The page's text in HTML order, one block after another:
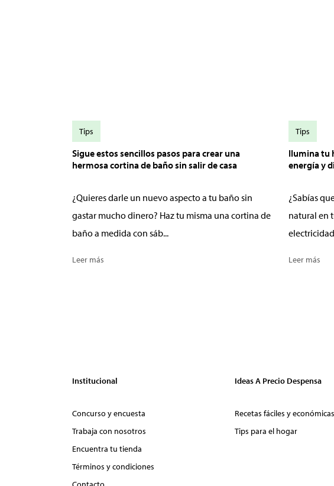
Sigue estos sencillos pasos para crear una
hermosa cortina de baño sin salir de casa
¿Quieres darle un nuevo aspecto a tu baño sin
gastar mucho dinero? Haz tu misma una cortina de
baño a medida con sáb...
Leer más
Tips
Ilumina tu
energía y
¿Sabías
natural en
Leer más
Tips
Institucional
Concurso y encuesta
Trabaja con nosotros
Encuentra tu tienda
Términos y condiciones
Ideas A Precio Despensa
Recetas fáciles y económicas
Tips para el hogar